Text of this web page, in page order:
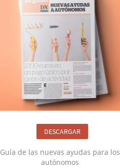
Guía de las nuevas ayudas para los
autónomos
DESCARGAR